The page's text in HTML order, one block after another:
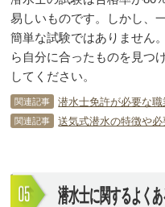
易しいものです。しかし、
簡単な試験ではありません
ら自分に合ったものを見つ
してください。
関連記事
関連記事
潜水士に関するよく